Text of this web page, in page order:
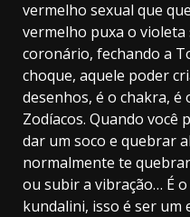
vermelho sexual que
vermelho puxa o
coronário, fechando a
choque, aquele poder
desenhos, é o chakra, é
Zodíacos. Quando você
dar um soco e quebrar
normalmente te
ou subir a vibração… É
kundalini, isso é ser um